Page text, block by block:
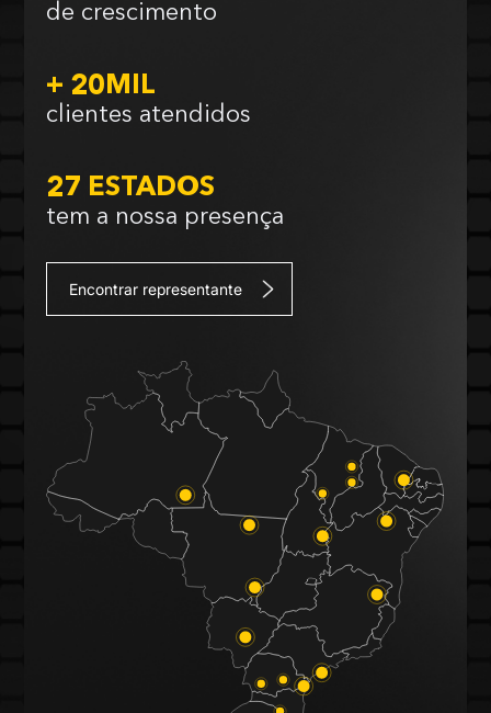
de crescimento
+ 20MIL
clientes atendidos
27 ESTADOS
tem a nossa presença
Encontrar representante